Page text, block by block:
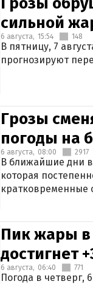
сильной
6 августа, 15:54 148
В пятницу, 7
прогнозируют
Грозы
погоды на
6 августа, 08:00 2917
В ближайшие дни
которая
кратковременные
Пик жары в
достигнет
6 августа, 06:40 771
Погода в четверг,